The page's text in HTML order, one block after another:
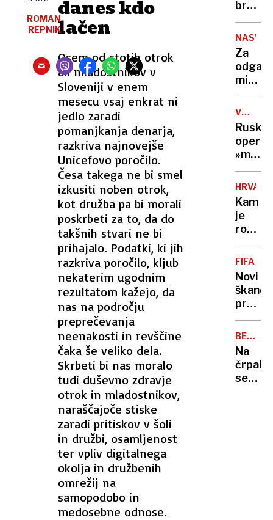
danes kdo
lačen
Osem od stotih otrok
ali mladostnikov v
Sloveniji v enem
mesecu vsaj enkrat ni
jedlo zaradi
pomanjkanja denarja,
razkriva najnovejše
Unicefovo poročilo.
Česa takega ne bi smel
izkusiti noben otrok,
kot družba pa bi morali
poskrbeti za to, da do
takšnih stvari ne bi
prihajalo. Podatki, ki jih
razkriva poročilo, kljub
nekaterim ugodnim
rezultatom kažejo, da
nas na področju
preprečevanja
neenakosti in revščine
čaka še veliko dela.
Skrbeti bi nas moralo
tudi duševno zdravje
otrok in mladostnikov,
naraščajoče stiske
zaradi pritiskov v šoli
in družbi, osamljenost
ter vpliv digitalnega
okolja in družbenih
omrežij na
samopodobo in
medosebne odnose.
ROMAN
REPNIK
trčil
šest
huje
brez
besed,
nad
je
videl
152-
brez
luči
NASVET
Za
miši
že
en
sam
list
VOJNA
V
Ruska
past«:
po
lažni
spletni
vojak
umrl
zaradi
Kam
je
romal
sporni
pršut?
zasegli
skoraj
tisoč
kosov
FIFA
Novi
vrh
ljubica
in
BENCIN
IN
DIZEL
Na
se